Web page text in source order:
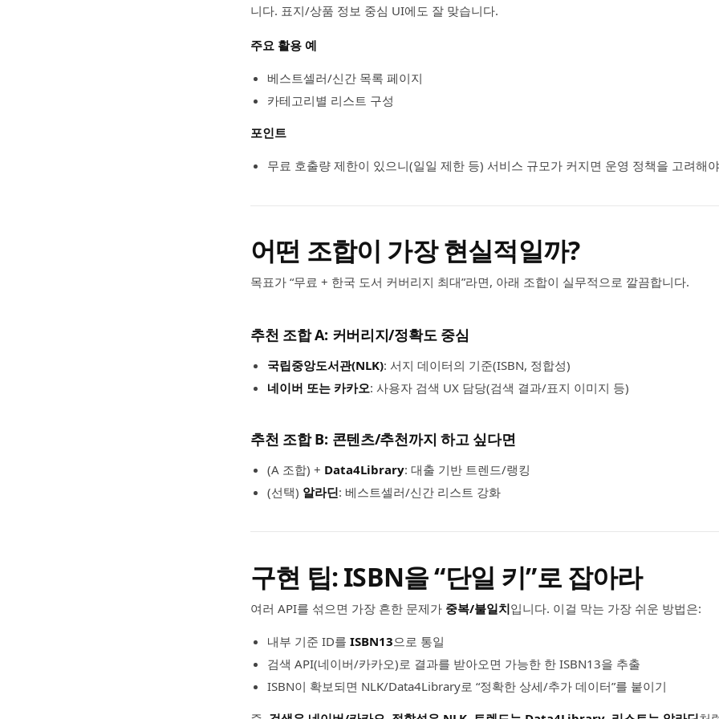
니다. 표지/상품 정보 중심 UI에도 잘 맞습니다.
주요 활용 예
베스트셀러/신간 목록 페이지
카테고리별 리스트 구성
포인트
무료 호출량 제한이 있으니(일일 제한 등) 서비스 규모가 커지면 운영 정책을 고려해
어떤 조합이 가장 현실적일까?
목표가 “무료 + 한국 도서 커버리지 최대”라면, 아래 조합이 실무적으로 깔끔합니다.
추천 조합 A: 커버리지/정확도 중심
국립중앙도서관(NLK): 서지 데이터의 기준(ISBN, 정합성)
네이버 또는 카카오: 사용자 검색 UX 담당(검색 결과/표지 이미지 등)
추천 조합 B: 콘텐츠/추천까지 하고 싶다면
(A 조합) + Data4Library: 대출 기반 트렌드/랭킹
(선택) 알라딘: 베스트셀러/신간 리스트 강화
구현 팁: ISBN을 “단일 키”로 잡아라
여러 API를 섞으면 가장 흔한 문제가 중복/불일치입니다. 이걸 막는 가장 쉬운 방법은:
내부 기준 ID를 ISBN13으로 통일
검색 API(네이버/카카오)로 결과를 받아오면 가능한 한 ISBN13을 추출
ISBN이 확보되면 NLK/Data4Library로 “정확한 상세/추가 데이터”를 붙이기